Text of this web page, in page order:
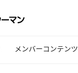
メンバーコンテンツ